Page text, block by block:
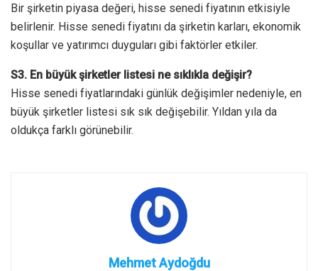
Bir şirketin piyasa değeri, hisse senedi fiyatının etkisiyle
belirlenir. Hisse senedi fiyatını da şirketin karları, ekonomik
koşullar ve yatırımcı duyguları gibi faktörler etkiler.
S3. En büyük şirketler listesi ne sıklıkla değişir?
Hisse senedi fiyatlarındaki günlük değişimler nedeniyle, en
büyük şirketler listesi sık sık değişebilir. Yıldan yıla da
oldukça farklı görünebilir.
Mehmet Aydoğdu